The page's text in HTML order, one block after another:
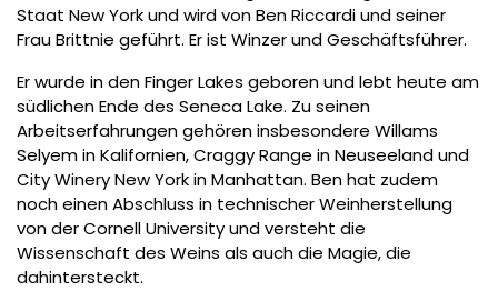
Staat New York und wird von Ben Riccardi und seiner
Frau Brittnie geführt. Er ist Winzer und Geschäftsführer.
Er wurde in den Finger Lakes geboren und lebt heute am
südlichen Ende des Seneca Lake. Zu seinen
Arbeitserfahrungen gehören insbesondere Willams
Selyem in Kalifornien, Craggy Range in Neuseeland und
City Winery New York in Manhattan. Ben hat zudem
noch einen Abschluss in technischer Weinherstellung
von der Cornell University und versteht die
Wissenschaft des Weins als auch die Magie, die
dahintersteckt.